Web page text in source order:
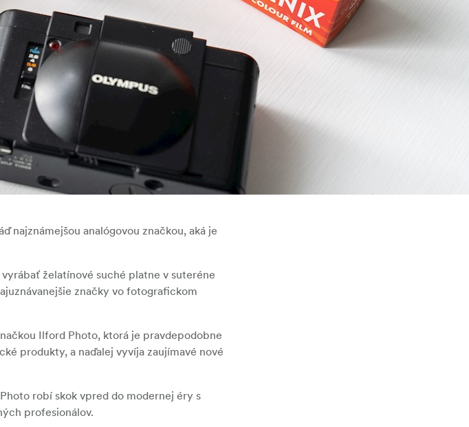
najznámejšou analógovou značkou, aká je
želatínové suché platne v suteréne
značky vo fotografickom
Ilford Photo, ktorá je pravdepodobne
produkty, a naďalej vyvíja zaujímavé nové
robí skok vpred do modernej éry s
profesionálov.